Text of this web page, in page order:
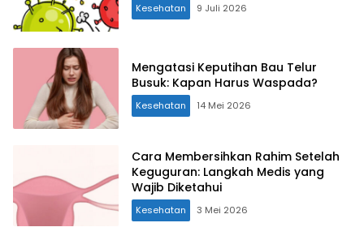
Kesehatan 9 Juli 2026
Mengatasi Keputihan Bau Telur
Busuk: Kapan Harus Waspada?
Kesehatan 14 Mei 2026
Cara Membersihkan Rahim Setelah
Keguguran: Langkah Medis yang
Wajib Diketahui
Kesehatan 3 Mei 2026